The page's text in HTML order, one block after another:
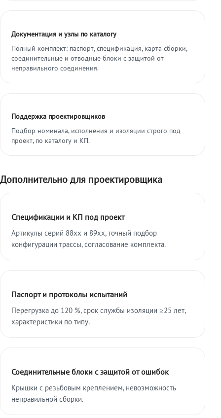
Документация и узлы по каталогу
Полный комплект: паспорт, спецификация, карта сборки,
соединительные и отводные блоки с защитой от
неправильного соединения.
Поддержка проектировщиков
Подбор номинала, исполнения и изоляции строго под
проект, по каталогу и КП.
Дополнительно для проектировщика
Спецификации и КП под проект
Артикулы серий 88xx и 89xx, точный подбор
конфигурации трассы, согласование комплекта.
Паспорт и протоколы испытаний
Перегрузка до 120 %, срок службы изоляции ≥25 лет,
характеристики по типу.
Соединительные блоки с защитой от ошибок
Крышки с резьбовым креплением, невозможность
неправильной сборки.